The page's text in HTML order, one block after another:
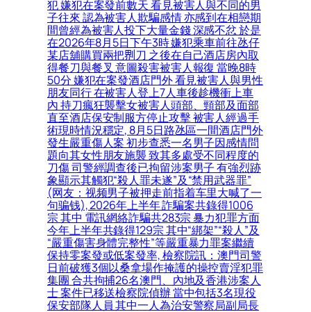
犯 嫌犯在案發前數天 看見被害人與不同的男
子往來 認為被害人欺騙感情 亦感到在相戀期
間曾經為被害人投下大量金錢 深感不忿 於是
在2026年8月5日下午3時 嫌犯乘車前往氹仔
某店舖購買兩把𠝹刀 之後在自己酒店房內取
得餐刀與餐叉 意圖殺害被害人報復 當晚8時
50分 嫌犯在案發酒店門外 看見被害人與男性
朋友同行 在被害人登上7人車後趁機衝上車
內 持刀瘋狂襲擊女被害人頭部、頸部及面部
直至酒店保安制服方停止攻擊 被害人經過手
術現時情況穩定, 8月5日路氹區一間酒店門外
發生嚴重傷人案 初步查悉一名男子因感情問
題向其女性朋友施襲 致其多處受不同程度的
刀傷 司警經調查後已拘留涉案男子 有強烈跡
象顯示其觸犯“殺人罪未遂”及“禁用武器罪”
(网友：视频男子被押走前指着车里大喊了一
句骗钱), 2026年上半年 詐騙案共錄得1006
宗 其中 電訊網絡詐騙共283宗 暴力犯罪方面
今年上半年共錄得129宗 其中“綁架”“殺人”及
“嚴重傷害身體完整性”等嚴重暴力罪案繼續
保持零案發或低案發率, 檢察院訊：澳門司警
日前破獲3個以桑拿場作掩護的操控賣淫犯罪
集團 合共拘捕26名澳門、內地及香港涉案人
士 案件已移送檢察院偵辦 當中包括3名現役
保安部隊人員 其中一人為治安警察局副局長